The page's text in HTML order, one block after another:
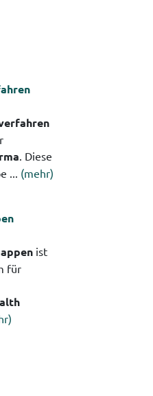
. Diese
... (mehr)
ist
für